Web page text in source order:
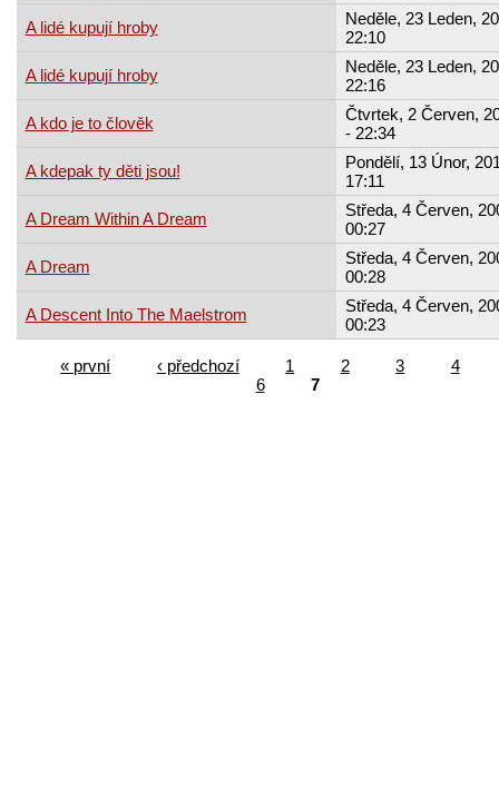
A lidé kupují hroby
Neděle, 23 Leden,
22:10
A lidé kupují hroby
Neděle, 23 Leden,
22:16
A kdo je to člověk
Čtvrtek, 2 Červen,
- 22:34
A kdepak ty děti jsou!
Pondělí, 13 Únor,
17:11
A Dream Within A Dream
Středa, 4 Červen,
00:27
A Dream
Středa, 4 Červen,
00:28
A Descent Into The Maelstrom
Středa, 4 Červen,
00:23
« první ‹ předchozí 1 2 3
4
6
7